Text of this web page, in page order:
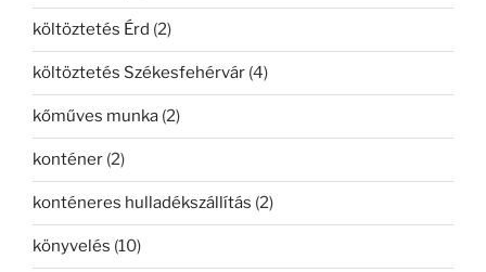
költöztetés Érd (2)
költöztetés Székesfehérvár (4)
kőműves munka (2)
konténer (2)
konténeres hulladékszállítás (2)
könyvelés (10)